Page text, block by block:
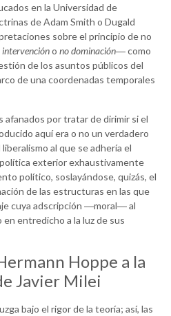
en la Universidad de
de Adam Smith o Dugald
sobre el principio de no
intervencióno no dominación― como
de los asuntos públicos del
de una coordenadas temporales
afanados por tratar de dirimir si el
aquí era o no un verdadero
al que se adhería el
exterior exhaustivamente
político, soslayándose, quizás, el
de las estructuras en las que
cuya adscripción ―moral― al
entredicho a la luz de sus
Hoppe a la
Javier Milei
bajo el rigor de la teoría; así, las